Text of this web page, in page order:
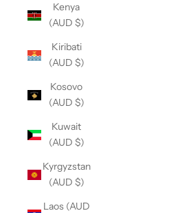
Kenya
(AUD $)
Kiribati
(AUD $)
Kosovo
(AUD $)
Kuwait
(AUD $)
Kyrgyzstan
(AUD $)
Laos (AUD